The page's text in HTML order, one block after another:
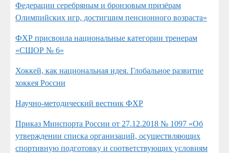
Федерации серебряным и бронзовым призёрам
Олимпийских игр, достигшим пенсионного возраста»
ФХР присвоила национальные категории тренерам
«СШОР № 6»
Хоккей, как национальная идея. Глобальное развитие
хоккея России
Научно-методический вестник ФХР
Приказ Минспорта России от 27.12.2018 № 1097 «Об
утверждении списка организаций, осуществляющих
спортивную подготовку и соответствующих условиям